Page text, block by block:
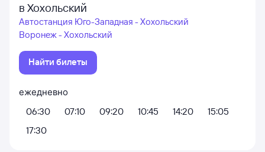
в Хохольский
Автостанция Юго-Западная - Хохольский
Воронеж - Хохольский
Найти билеты
ежедневно
06:30
07:10 09:20 10:45 14:20
15:05
17:30